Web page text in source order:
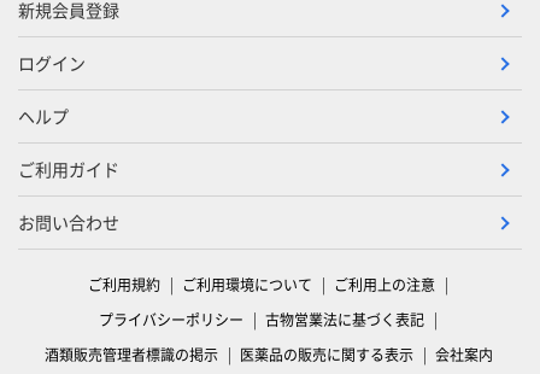
新規会員登録
ログイン
ヘルプ
ご利用ガイド
お問い合わせ
ご利用規約 ご利用環境について
ご利用上の注意
プライバシーポリシー
古物営業法に基づく表記
酒類販売管理者標識の掲示
医薬品の販売に関する表示 会社案内